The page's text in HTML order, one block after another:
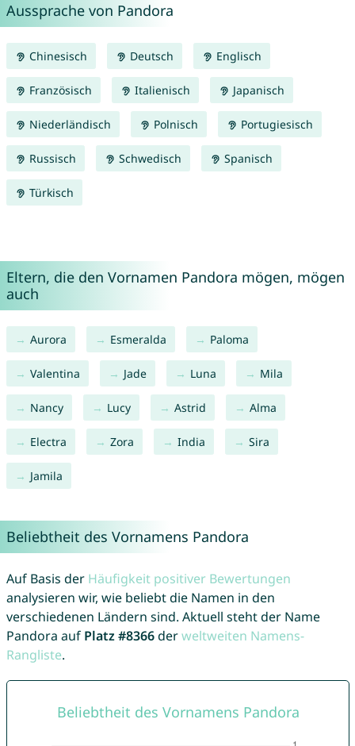
Aussprache von Pandora
Chinesisch Deutsch Englisch
Französisch Italienisch Japanisch
Niederländisch Polnisch Portugiesisch
Russisch Schwedisch Spanisch
Türkisch
Eltern, die den Vornamen Pandora mögen, mögen
auch
Aurora Esmeralda Paloma
Valentina Jade Luna Mila
Nancy Lucy Astrid Alma
Electra Zora India Sira
Jamila
Beliebtheit des Vornamens Pandora
Auf Basis der Häufigkeit positiver Bewertungen
analysieren wir, wie beliebt die Namen in den
verschiedenen Ländern sind. Aktuell steht der Name
Pandora auf Platz #8366derweltweiten Namens-
Rangliste.